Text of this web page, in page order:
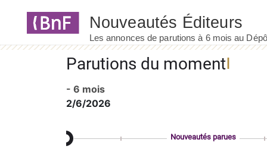
Parutions du moment
- 6 mois
2/6/2026
Nouveautés parues